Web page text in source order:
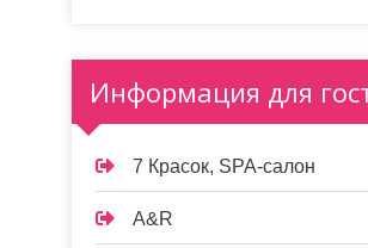
Информация для
7 Красок, SPA-салон
A&R